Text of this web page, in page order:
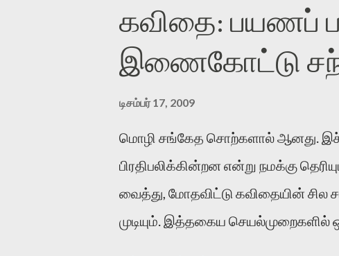
கவிதை: பயணப்
இணைகோட்டு
டிசம்பர் 17, 2009
மொழி சங்கேத சொற்களால் ஆனது.
பிரதிபலிக்கின்றன என்று நமக்கு
வைத்து, மோதவிட்டு கவிதையின்
முடியும். இத்தகைய செயல்முறைகளில்